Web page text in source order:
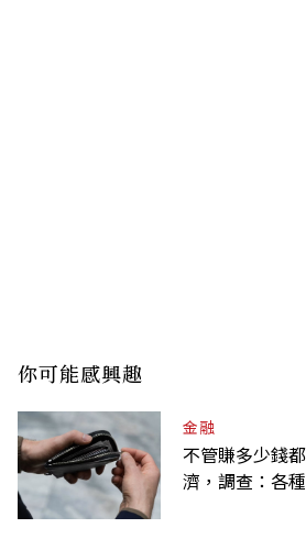
你可能感興趣
金融
不管賺多少錢
濟，調查：各